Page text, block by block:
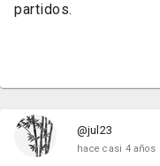
partidos.
@jul23
hace casi 4 años